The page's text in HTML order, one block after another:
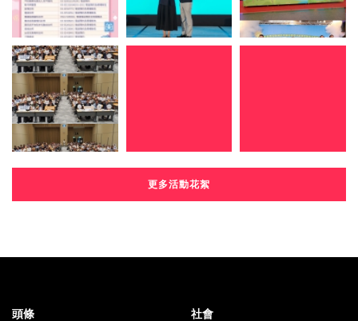
更多活動花絮
頭條 社會